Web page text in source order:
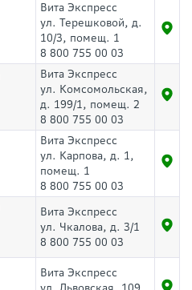
Вита Экспресс
ул. Терешковой, д.
10/3, помещ. 1
8 800 755 00 03
Вита Экспресс
ул. Комсомольская,
д. 199/1, помещ. 2
8 800 755 00 03
Вита Экспресс
ул. Карпова, д. 1,
помещ. 1
8 800 755 00 03
Вита Экспресс
ул. Чкалова, д. 3/1
8 800 755 00 03
Вита Экспресс